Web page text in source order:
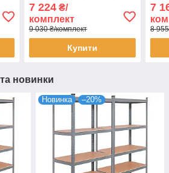
комплект
7 224₴/
комплект
9 030 ₴/комплект
Купити
7
8
та новинки
Новинка –20%